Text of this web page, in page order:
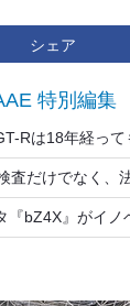
シェア
特別編集